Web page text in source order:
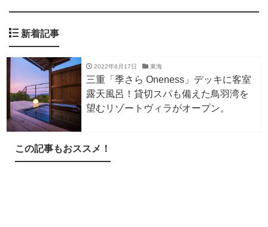
新着記事
2022年6月17日 東海
三重「季さら Oneness」デッキに客室
露天風呂！貸切スパも備えた鳥羽湾を
望むリゾートヴィラがオープン。
この記事もおススメ！